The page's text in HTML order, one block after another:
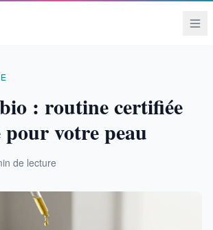
: routine certifiée
pour votre peau
de lecture